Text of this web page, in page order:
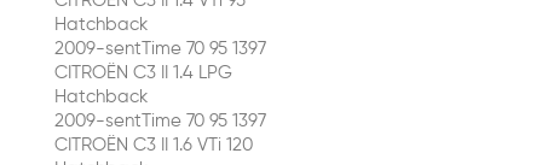
Hatchback
2009-sentTime 70 95 1397
CITROËN C3 II 1.4 LPG
Hatchback
2009-sentTime 70 95 1397
CITROËN C3 II 1.6 VTi 120